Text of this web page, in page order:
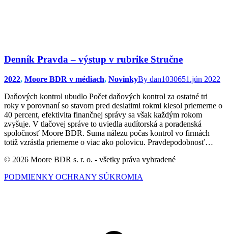
Denník Pravda – výstup v rubrike Stručne
2022, Moore BDR v médiach, NovinkyBy dan1030651.jún 2022
Daňových kontrol ubudlo Počet daňových kontrol za ostatné tri
roky v porovnaní so stavom pred desiatimi rokmi klesol priemerne o
40 percent, efektivita finančnej správy sa však každým rokom
zvyšuje. V tlačovej správe to uviedla audítorská a poradenská
spoločnosť Moore BDR. Suma nálezu počas kontrol vo firmách
totiž vzrástla priemerne o viac ako polovicu. Pravdepodobnosť…
© 2026 Moore BDR s. r. o. - všetky práva vyhradené
PODMIENKY OCHRANY SÚKROMIA